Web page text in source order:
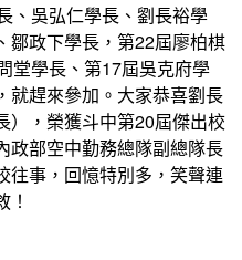
、吳弘仁學長、劉長裕學
鄒政下學長，第22屆廖柏棋
堂學長、第17屆吳克府學
就趕來參加。大家恭喜劉長
），榮獲斗中第20屆傑出校
政部空中勤務總隊副總隊長
往事，回憶特別多，笑聲連